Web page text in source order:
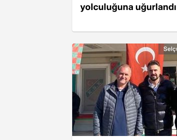
yolculuğuna uğurlandı